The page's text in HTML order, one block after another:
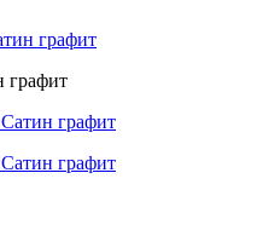
графит